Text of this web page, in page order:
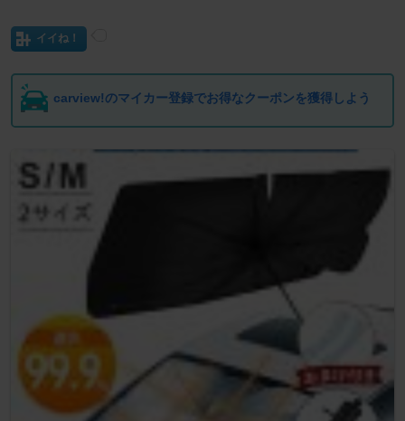
イイね！
carview!のマイカー登録でお得なクーポンを獲得しよう